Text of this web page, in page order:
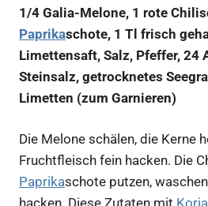
1/4 Galia-Melone, 1 rote
Paprikaschote, 1 Tl frisch
Limettensaft, Salz, Pfeffer, 24
Steinsalz, getrocknetes
Limetten (zum Garnieren)
Die Melone schälen, die Kerne
Fruchtfleisch fein hacken. Die
Paprikaschote putzen,
hacken. Diese Zutaten mit